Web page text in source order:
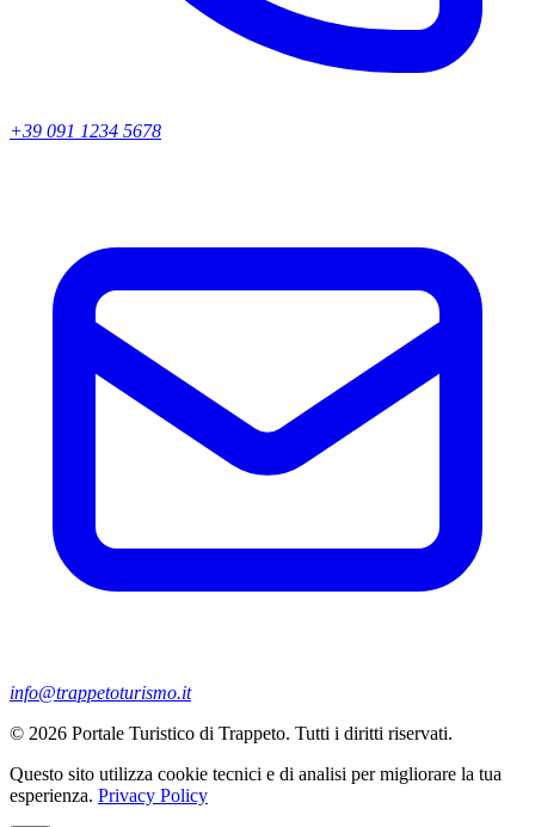
+39 091 1234 5678
info@trappetoturismo.it
© 2026 Portale Turistico di Trappeto. Tutti i diritti riservati.
Questo sito utilizza cookie tecnici e di analisi per migliorare la tua
esperienza. Privacy Policy